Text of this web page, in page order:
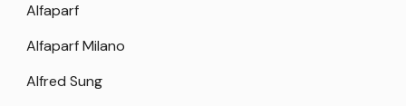
Alfaparf
Alfaparf Milano
Alfred Sung